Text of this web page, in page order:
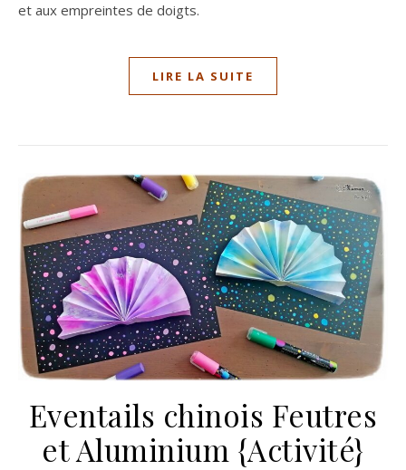
et aux empreintes de doigts.
LIRE LA SUITE
Eventails chinois Feutres
et Aluminium {Activité}